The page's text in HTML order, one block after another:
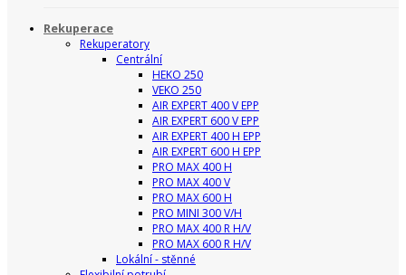
Rekuperace
Rekuperatory
Centrální
HEKO 250
VEKO 250
AIR EXPERT 400 V EPP
AIR EXPERT 600 V EPP
AIR EXPERT 400 H EPP
AIR EXPERT 600 H EPP
PRO MAX 400 H
PRO MAX 400 V
PRO MAX 600 H
PRO MINI 300 V/H
PRO MAX 400 R H/V
PRO MAX 600 R H/V
Lokální - stěnné